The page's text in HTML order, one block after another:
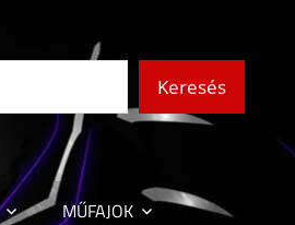
Keresés
MŰFAJOK